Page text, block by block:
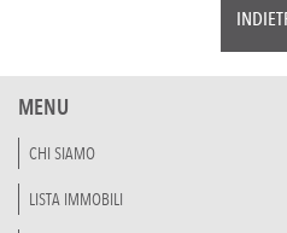
MENU
CHI SIAMO
LISTA IMMOBILI